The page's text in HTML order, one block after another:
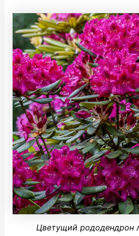
Цветущий рододендрон